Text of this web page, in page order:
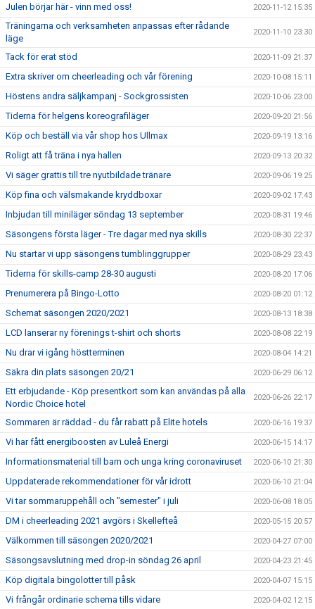
Julen börjar här - vinn med oss! 2020-11-12 15:35
Träningarna och verksamheten anpassas efter rådande
läge
2020-11-10 23:30
Tack för erat stöd 2020-11-09 21:37
Extra skriver om cheerleading och vår förening 2020-10-08 15:11
Höstens andra säljkampanj - Sockgrossisten 2020-10-06 23:00
Tiderna för helgens koreografiläger 2020-09-20 21:56
Köp och beställ via vår shop hos Ullmax 2020-09-19 13:16
Roligt att få träna i nya hallen 2020-09-13 20:32
Vi säger grattis till tre nyutbildade tränare 2020-09-06 19:25
Köp fina och välsmakande kryddboxar 2020-09-02 17:43
Inbjudan till miniläger söndag 13 september 2020-08-31 19:46
Säsongens första läger - Tre dagar med nya skills 2020-08-30 22:37
Nu startar vi upp säsongens tumblinggrupper 2020-08-29 23:43
Tiderna för skills-camp 28-30 augusti 2020-08-20 17:06
Prenumerera på Bingo-Lotto 2020-08-20 01:12
Schemat säsongen 2020/2021 2020-08-13 18:38
LCD lanserar ny förenings t-shirt och shorts 2020-08-08 22:19
Nu drar vi igång höstterminen 2020-08-04 14:21
Säkra din plats säsongen 20/21 2020-06-29 06:12
Ett erbjudande - Köp presentkort som kan användas på alla
Nordic Choice hotel
2020-06-26 22:17
Sommaren är räddad - du får rabatt på Elite hotels 2020-06-16 19:37
Vi har fått energiboosten av Luleå Energi 2020-06-15 14:17
Informationsmaterial till barn och unga kring coronaviruset 2020-06-10 21:30
Uppdaterade rekommendationer för vår idrott 2020-06-10 21:04
Vi tar sommaruppehåll och "semester" i juli 2020-06-08 18:05
DM i cheerleading 2021 avgörs i Skellefteå 2020-05-15 20:57
Välkommen till säsongen 2020/2021 2020-04-27 07:00
Säsongsavslutning med drop-in söndag 26 april 2020-04-23 21:45
Köp digitala bingolotter till påsk 2020-04-07 15:15
Vi frångår ordinarie schema tills vidare 2020-04-02 12:15